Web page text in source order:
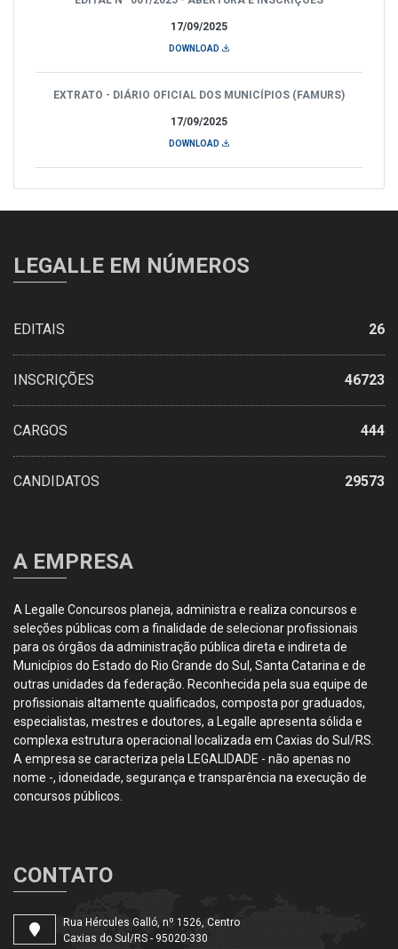
17/09/2025
DOWNLOAD
17/09/2025
EXTRATO - DIÁRIO OFICIAL DOS MUNICÍPIOS (FAMURS)
DOWNLOAD
LEGALLE EM NÚMEROS
EDITAIS 26
INSCRIÇÕES 46723
CARGOS 444
CANDIDATOS 29573
A EMPRESA
A Legalle Concursos planeja, administra e realiza concursos e
seleções públicas com a finalidade de selecionar profissionais
para os órgãos da administração pública direta e indireta de
Municípios do Estado do Rio Grande do Sul, Santa Catarina e de
outras unidades da federação. Reconhecida pela sua equipe de
profissionais altamente qualificados, composta por graduados,
especialistas, mestres e doutores, a Legalle apresenta sólida e
complexa estrutura operacional localizada em Caxias do Sul/RS.
A empresa se caracteriza pela LEGALIDADE - não apenas no
nome -, idoneidade, segurança e transparência na execução de
concursos públicos.
CONTATO
Rua Hércules Galló, nº 1526, Centro
Caxias do Sul/RS - 95020-330